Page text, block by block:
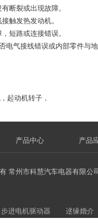
断裂或出现故障。
触发热发动机。
短路或连接错误。
电气接线错误或内部零件与
， 起动机转子 ，
产品中心 产品
有 常州市科慧汽车电器有
步进电机驱动器 逑缘婚介